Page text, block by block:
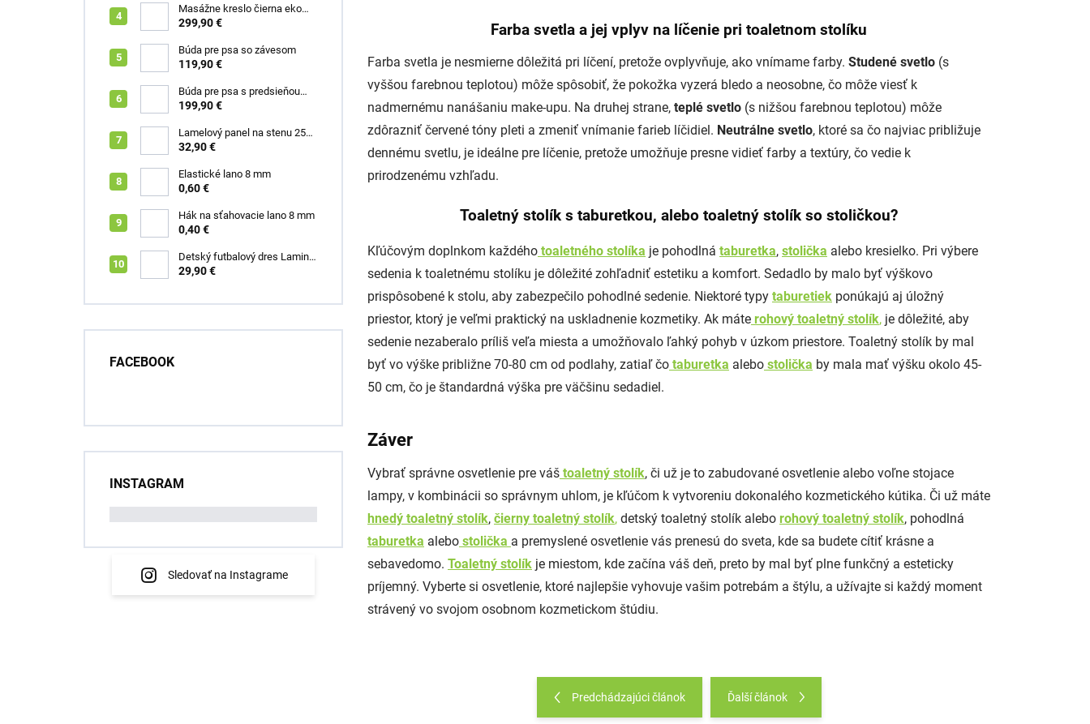
Masážne kreslo čierna eko
koža Box
299,90 €
Búda pre psa so závesom
119,90 €
Búda pre psa s predsieňou
šedá XL Roky
199,90 €
Lamelový panel na stenu 255
x 46 cm dub zlatý
32,90 €
Elastické lano 8 mm
0,60 €
Hák na sťahovacie lano 8 mm
0,40 €
Detský futbalový dres Lamine
Yamal FC Barcelona
29,90 €
FACEBOOK
INSTAGRAM
Sledovať na Instagrame
Farba svetla a jej vplyv na líčenie pri toaletnom stolíku
Farba svetla je nesmierne dôležitá pri líčení, pretože ovplyvňuje, ako vnímame farby. Studené svetlo (s
vyššou farebnou teplotou) môže spôsobiť, že pokožka vyzerá bledo a neosobne, čo môže viesť k
nadmernému nanášaniu make-upu. Na druhej strane, teplé svetlo (s nižšou farebnou teplotou) môže
zdôrazniť červené tóny pleti a zmeniť vnímanie farieb líčidiel. Neutrálne svetlo, ktoré sa čo najviac približuje
dennému svetlu, je ideálne pre líčenie, pretože umožňuje presne vidieť farby a textúry, čo vedie k
prirodzenému vzhľadu.
Toaletný stolík s taburetkou, alebo toaletný stolík so stoličkou?
Kľúčovým doplnkom každého toaletného stolíka je pohodlná taburetka, stolička alebo kresielko. Pri výbere
sedenia k toaletnému stolíku je dôležité zohľadniť estetiku a komfort. Sedadlo by malo byť výškovo
prispôsobené k stolu, aby zabezpečilo pohodlné sedenie. Niektoré typy taburetiek ponúkajú aj úložný
priestor, ktorý je veľmi praktický na uskladnenie kozmetiky. Ak máte rohový toaletný stolík, je dôležité, aby
sedenie nezaberalo príliš veľa miesta a umožňovalo ľahký pohyb v úzkom priestore. Toaletný stolík by mal
byť vo výške približne 70-80 cm od podlahy, zatiaľ čo taburetka alebo stolička by mala mať výšku okolo 45-
50 cm, čo je štandardná výška pre väčšinu sedadiel.
Záver
Vybrať správne osvetlenie pre váš toaletný stolík, či už je to zabudované osvetlenie alebo voľne stojace
lampy, v kombinácii so správnym uhlom, je kľúčom k vytvoreniu dokonalého kozmetického kútika. Či už máte
hnedý toaletný stolík, čierny toaletný stolík, detský toaletný stolík alebo rohový toaletný stolík, pohodlná
taburetka alebo stolička a premyslené osvetlenie vás prenesú do sveta, kde sa budete cítiť krásne a
sebavedomo. Toaletný stolík je miestom, kde začína váš deň, preto by mal byť plne funkčný a esteticky
príjemný. Vyberte si osvetlenie, ktoré najlepšie vyhovuje vašim potrebám a štýlu, a užívajte si každý moment
strávený vo svojom osobnom kozmetickom štúdiu.
Predchádzajúci článok Ďalší článok